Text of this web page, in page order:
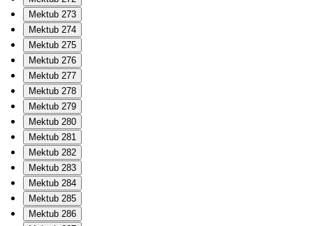
Mektub 273
Mektub 274
Mektub 275
Mektub 276
Mektub 277
Mektub 278
Mektub 279
Mektub 280
Mektub 281
Mektub 282
Mektub 283
Mektub 284
Mektub 285
Mektub 286